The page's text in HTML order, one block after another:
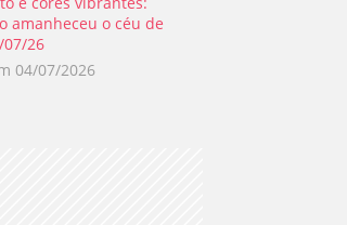
amanheceu o céu de
07/26
04/07/2026